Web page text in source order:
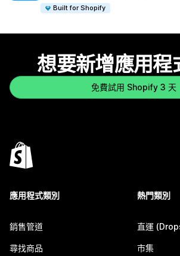
Built for Shopify
想要新增應用程
免費試用 Shopify 3 天
應用程式類別
銷售管道
尋找商品
熱門類別
直運
市集